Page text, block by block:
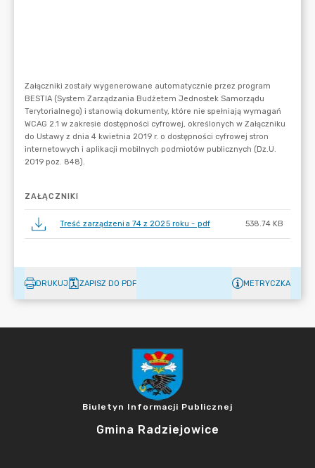
ZAŁĄCZNIKI
Treść zarządzenia 74 z 2025 roku - pdf 538.74 KB
DRUKUJ ZAPISZ DO PDF METRYCZKA
Biuletyn Informacji Publicznej
Gmina Radziejowice